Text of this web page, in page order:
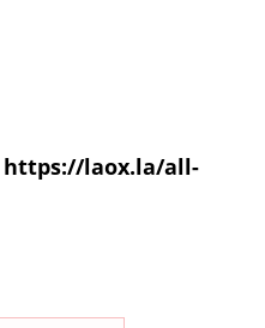
https://laox.la/all-